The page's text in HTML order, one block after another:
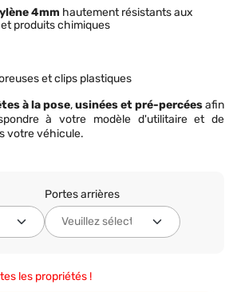
4mm hautement résistants aux
produits chimiques
et clips plastiques
à la pose,usinées et pré-percéesafin
à votre modèle d'utilitaire et de
votre véhicule.
Portes arrières
les propriétés !